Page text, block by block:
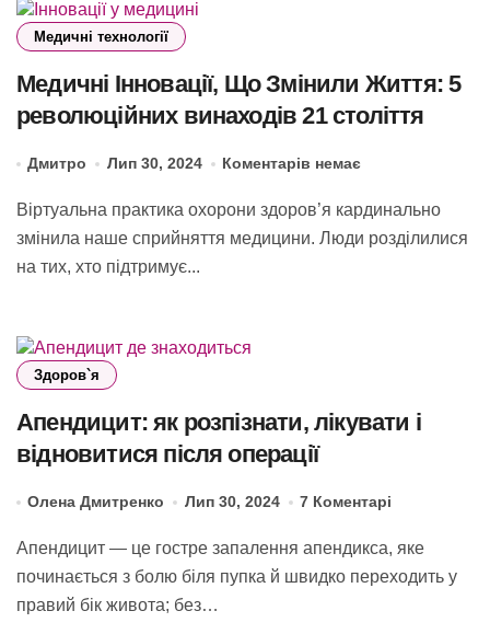
Медичні технології
Медичні Інновації, Що Змінили Життя: 5
революційних винаходів 21 століття
Дмитро Лип 30, 2024 Коментарів немає
Віртуальна практика охорони здоров’я кардинально
змінила наше сприйняття медицини. Люди розділилися
на тих, хто підтримує...
Здоров`я
Апендицит: як розпізнати, лікувати і
відновитися після операції
Олена Дмитренко Лип 30, 2024 7 Коментарі
Апендицит — це гостре запалення апендикса, яке
починається з болю біля пупка й швидко переходить у
правий бік живота; без…